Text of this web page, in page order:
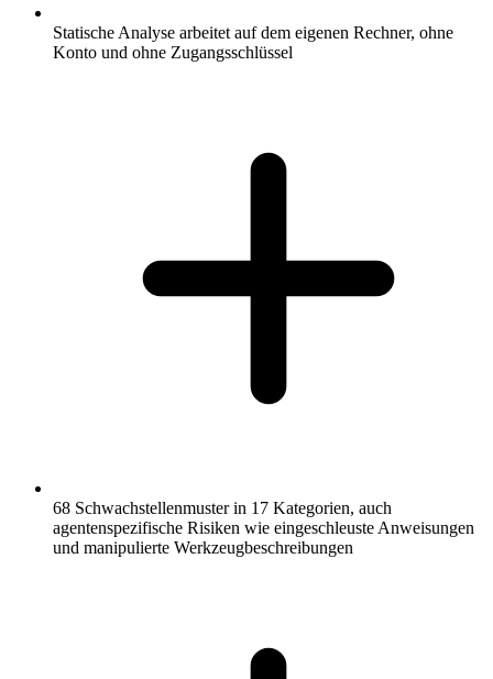
Statische Analyse arbeitet auf dem eigenen Rechner, ohne
Konto und ohne Zugangsschlüssel
68 Schwachstellenmuster in 17 Kategorien, auch
agentenspezifische Risiken wie eingeschleuste Anweisungen
und manipulierte Werkzeugbeschreibungen